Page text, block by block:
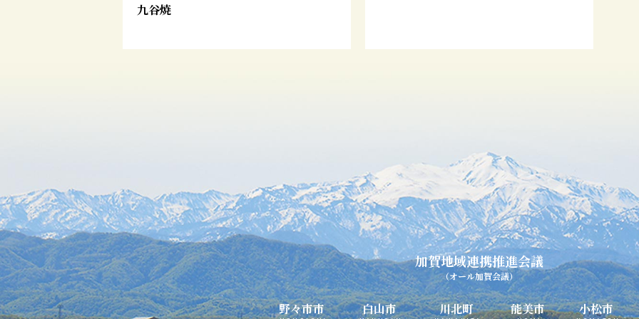
九谷焼
加賀地域連携推進会議
（オール加賀会議）
野々市市 白山市 川北町 能美市 小松市